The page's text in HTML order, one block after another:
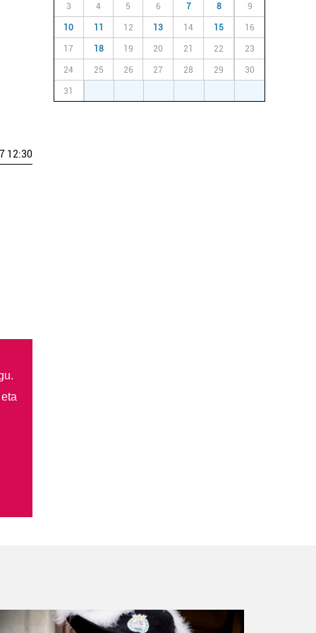
12:30
3 4 5 6 7 8 9
10 11 12 13 14 15 16
17 18 19 20 21 22 23
24 25 26 27 28 29 30
31